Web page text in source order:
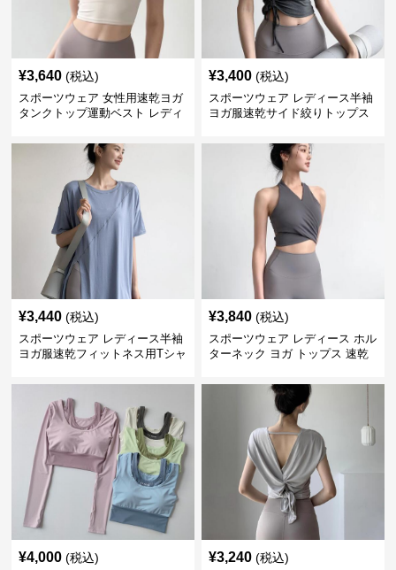
¥3,640 (税込)
スポーツウェア 女性用速乾ヨガ
タンクトップ運動ベスト レディ
¥3,400 (税込)
スポーツウェア レディース半袖
ヨガ服速乾サイド絞りトップス
¥3,440 (税込)
スポーツウェア レディース半袖
ヨガ服速乾フィットネス用Tシャ
¥3,840 (税込)
スポーツウェア レディース ホル
ターネック ヨガ トップス 速乾
¥4,000 (税込) ¥3,240 (税込)